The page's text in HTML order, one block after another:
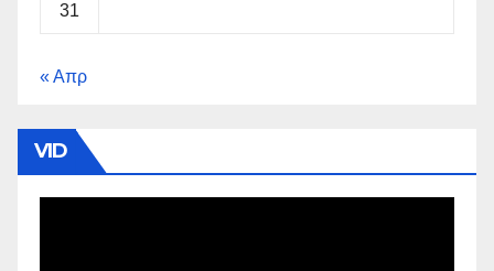
31
« Απρ
VID